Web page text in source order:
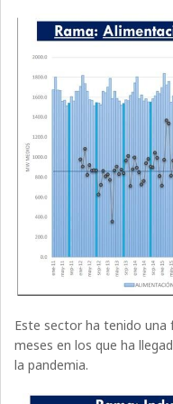
Este sector ha tenido
meses en los que ha
la pandemia.